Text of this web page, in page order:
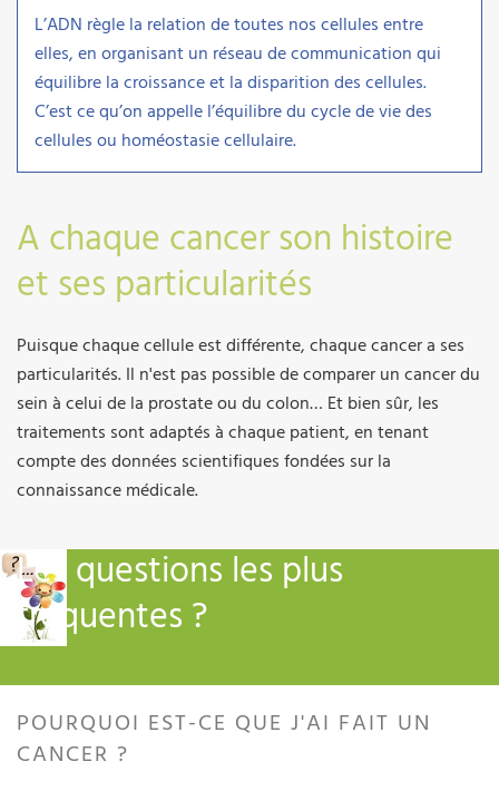
L’ADN règle la relation de toutes nos cellules entre
elles, en organisant un réseau de communication qui
équilibre la croissance et la disparition des cellules.
C’est ce qu’on appelle l’équilibre du cycle de vie des
cellules ou homéostasie cellulaire.
A chaque cancer son histoire
et ses particularités
Puisque chaque cellule est différente, chaque cancer a ses
particularités. Il n'est pas possible de comparer un cancer du
sein à celui de la prostate ou du colon… Et bien sûr, les
traitements sont adaptés à chaque patient, en tenant
compte des données scientifiques fondées sur la
connaissance médicale.
Les questions les plus
fréquentes ?
POURQUOI EST-CE QUE J'AI FAIT UN
CANCER ?